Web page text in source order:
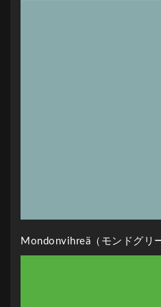
Mondonvihreä（モンドグリ